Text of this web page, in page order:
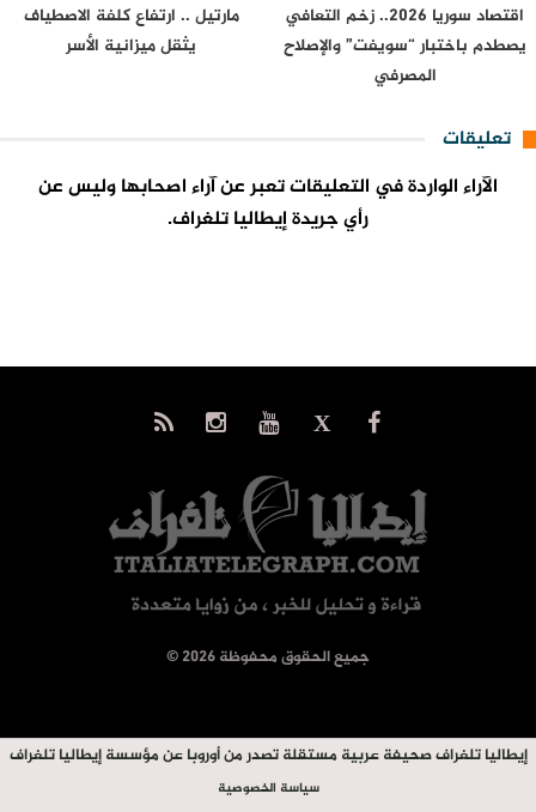
اقتصاد سوريا 2026.. زخم التعافي
يصطدم باختبار “سويفت” والإصلاح
المصرفي
مارتيل .. ارتفاع كلفة الاصطياف
يثقل ميزانية الأسر
تعليقات
الآراء الواردة في التعليقات تعبر عن آراء اصحابها وليس عن
رأي جريدة إيطاليا تلغراف.
© جميع الحقوق محفوظة 2026
إيطاليا تلغراف صحيفة عربية مستقلة تصدر من أوروبا عن مؤسسة إيطاليا تلغراف
سياسة الخصوصية